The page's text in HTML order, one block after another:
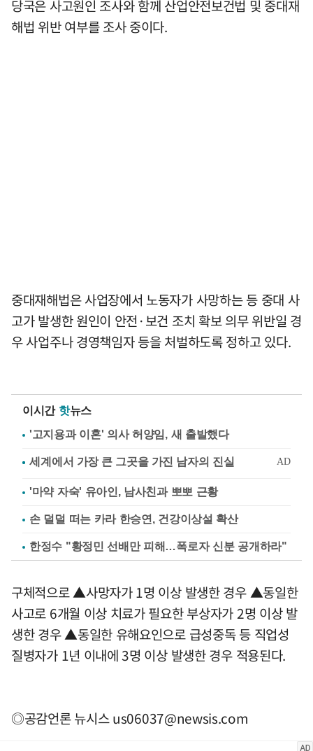
당국은 사고원인 조사와 함께 산업안전보건법 및 중대재
해법 위반 여부를 조사 중이다.
중대재해법은 사업장에서 노동자가 사망하는 등 중대 사
고가 발생한 원인이 안전·보건 조치 확보 의무 위반일 경
우 사업주나 경영책임자 등을 처벌하도록 정하고 있다.
이시간 핫뉴스
'고지용과 이혼' 의사 허양임, 새 출발했다
'마약 자숙' 유아인, 남사친과 뽀뽀 근황
손 덜덜 떠는 카라 한승연, 건강이상설 확산
한정수 "황정민 선배만 피해…폭로자 신분 공개하라"
구체적으로 ▲사망자가 1명 이상 발생한 경우 ▲동일한
사고로 6개월 이상 치료가 필요한 부상자가 2명 이상 발
생한 경우 ▲동일한 유해요인으로 급성중독 등 직업성
질병자가 1년 이내에 3명 이상 발생한 경우 적용된다.
◎공감언론 뉴시스us06037@newsis.com